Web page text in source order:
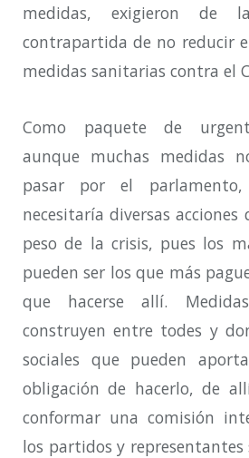
medidas, exigieron de
contrapartida de no reducir
medidas sanitarias contra el
Como paquete de
aunque muchas medidas
pasar por el
necesitaría diversas
peso de la crisis, pues los
pueden ser los que más
que hacerse allí.
construyen entre todes y
sociales que pueden
obligación de hacerlo, de
conformar una comisión
los partidos y